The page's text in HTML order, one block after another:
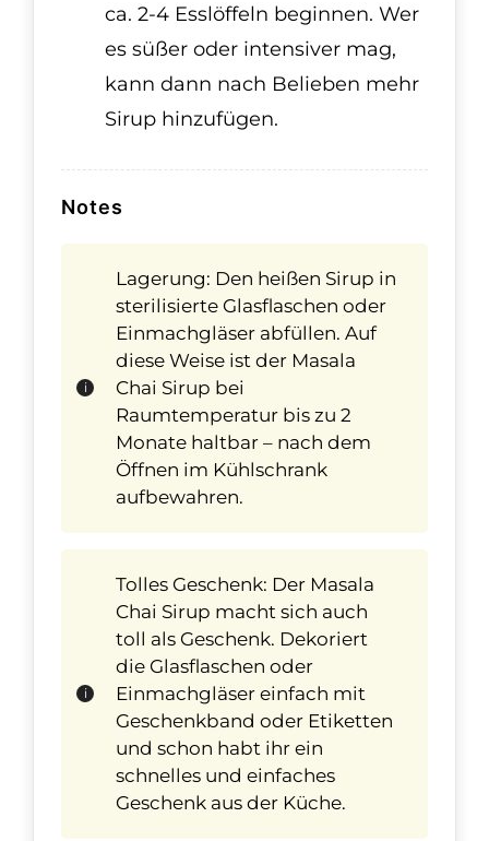
ca. 2-4 Esslöffeln beginnen. Wer
es süßer oder intensiver mag,
kann dann nach Belieben mehr
Sirup hinzufügen.
Notes
Lagerung: Den heißen Sirup in
sterilisierte Glasflaschen oder
Einmachgläser abfüllen. Auf
diese Weise ist der Masala
Chai Sirup bei
Raumtemperatur bis zu 2
Monate haltbar – nach dem
Öffnen im Kühlschrank
aufbewahren.
Tolles Geschenk: Der Masala
Chai Sirup macht sich auch
toll als Geschenk. Dekoriert
die Glasflaschen oder
Einmachgläser einfach mit
Geschenkband oder Etiketten
und schon habt ihr ein
schnelles und einfaches
Geschenk aus der Küche.